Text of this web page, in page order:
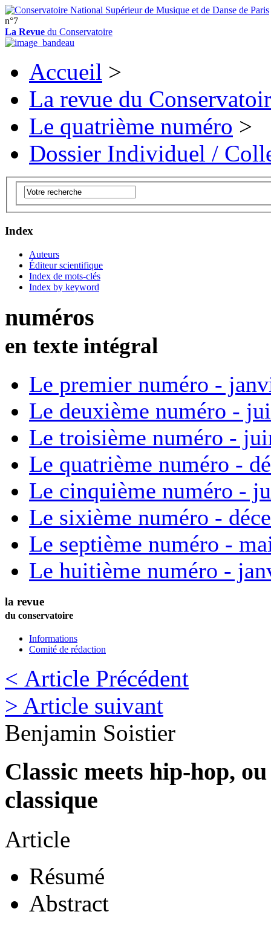
n°7
La Revue du Conservatoire
Accueil >
La revue du
Le quatrième numéro >
Dossier Individuel /
Index
Auteurs
Éditeur scientifique
Index de mots-clés
Index by keyword
numéros
en texte intégral
Le premier numéro -
Le deuxième numéro -
Le troisième numéro -
Le quatrième numéro -
Le cinquième numéro -
Le sixième numéro -
Le septième numéro -
Le huitième numéro -
la revue
du conservatoire
Informations
Comité de rédaction
< Article Précédent
> Article suivant
Benjamin Soistier
Classic meets hip-hop,
classique
Article
Résumé
Abstract